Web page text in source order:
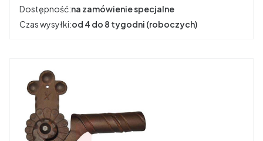
Dostępność:na zamówienie specjalne
Czas wysyłki:od 4 do 8 tygodni (roboczych)